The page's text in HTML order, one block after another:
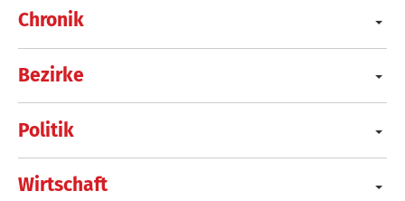
Chronik
Bezirke
Politik
Wirtschaft